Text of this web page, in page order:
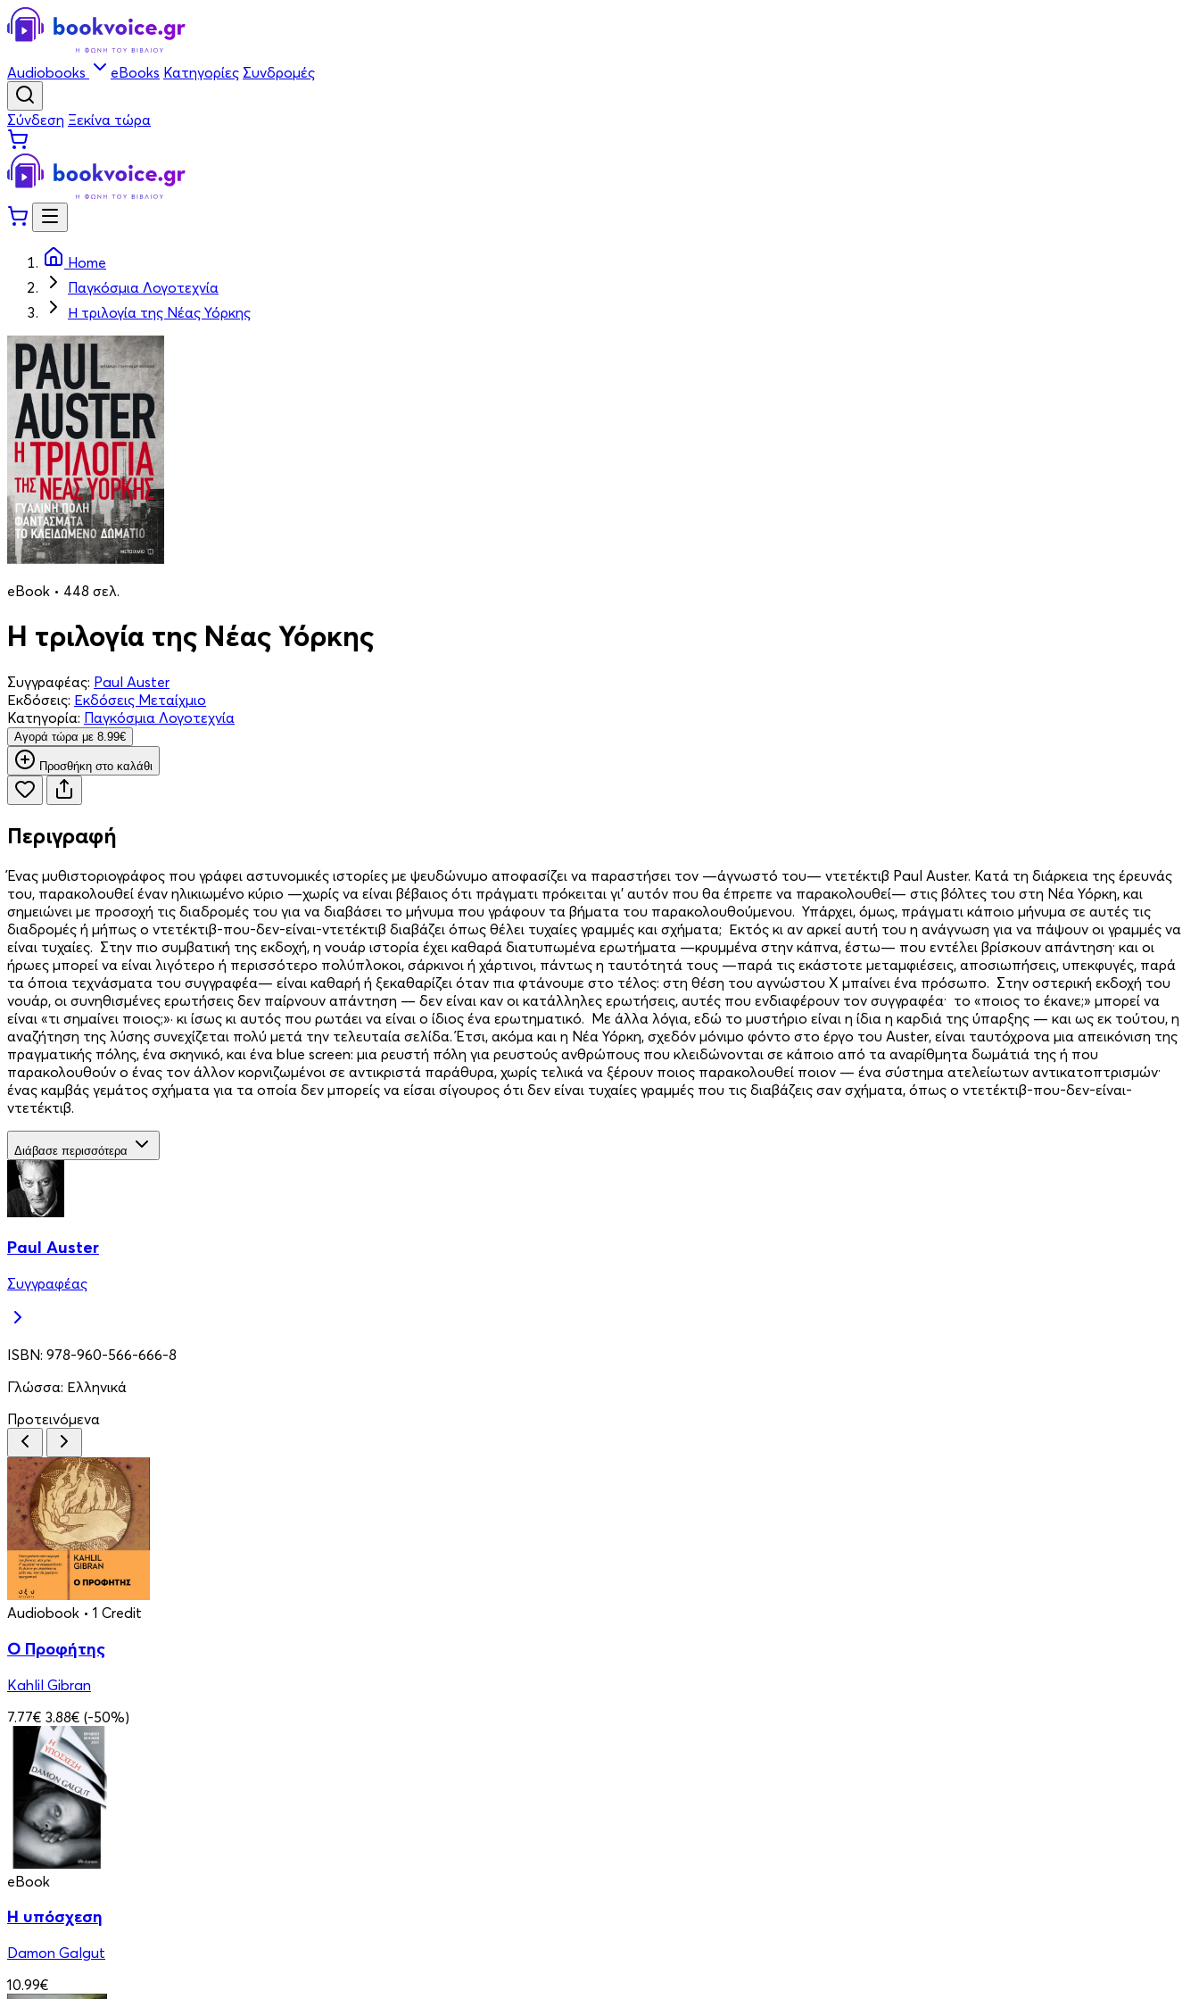
Audiobooks eBooks Κατηγορίες Συνδρομές
Σύνδεση Ξεκίνα τώρα
Home
Παγκόσμια Λογοτεχνία
Η τριλογία της Νέας Υόρκης
eBook • 448 σελ.
Η τριλογία της Νέας Υόρκης
Συγγραφέας: Paul Auster
Εκδόσεις: Εκδόσεις Μεταίχμιο
Κατηγορία: Παγκόσμια Λογοτεχνία
Aγορά τώρα με 8.99€
Προσθήκη στο καλάθι
Περιγραφή
Ένας μυθιστοριογράφος που γράφει αστυνομικές ιστορίες με ψευδώνυμο αποφασίζει να παραστήσει τον —άγνωστό του— ντετέκτιβ Paul Auster. Κατά τη διάρκεια της έρευνάς
του, παρακολουθεί έναν ηλικιωμένο κύριο —χωρίς να είναι βέβαιος ότι πράγματι πρόκειται γι’ αυτόν που θα έπρεπε να παρακολουθεί— στις βόλτες του στη Νέα Υόρκη, και
σημειώνει με προσοχή τις διαδρομές του για να διαβάσει το μήνυμα που γράφουν τα βήματα του παρακολουθούμενου. Υπάρχει, όμως, πράγματι κάποιο μήνυμα σε αυτές τις
διαδρομές ή μήπως ο ντετέκτιβ-που-δεν-είναι-ντετέκτιβ διαβάζει όπως θέλει τυχαίες γραμμές και σχήματα; Εκτός κι αν αρκεί αυτή του η ανάγνωση για να πάψουν οι γραμμές να
είναι τυχαίες. Στην πιο συμβατική της εκδοχή, η νουάρ ιστορία έχει καθαρά διατυπωμένα ερωτήματα —κρυμμένα στην κάπνα, έστω— που εντέλει βρίσκουν απάντηση· και οι
ήρωες μπορεί να είναι λιγότερο ή περισσότερο πολύπλοκοι, σάρκινοι ή χάρτινοι, πάντως η ταυτότητά τους —παρά τις εκάστοτε μεταμφιέσεις, αποσιωπήσεις, υπεκφυγές, παρά
τα όποια τεχνάσματα του συγγραφέα— είναι καθαρή ή ξεκαθαρίζει όταν πια φτάνουμε στο τέλος: στη θέση του αγνώστου Χ μπαίνει ένα πρόσωπο. Στην οστερική εκδοχή του
νουάρ, οι συνηθισμένες ερωτήσεις δεν παίρνουν απάντηση — δεν είναι καν οι κατάλληλες ερωτήσεις, αυτές που ενδιαφέρουν τον συγγραφέα· το «ποιος το έκανε;» μπορεί να
είναι «τι σημαίνει ποιος;»· κι ίσως κι αυτός που ρωτάει να είναι ο ίδιος ένα ερωτηματικό. Με άλλα λόγια, εδώ το μυστήριο είναι η ίδια η καρδιά της ύπαρξης — και ως εκ τούτου, η
αναζήτηση της λύσης συνεχίζεται πολύ μετά την τελευταία σελίδα. Έτσι, ακόμα και η Νέα Υόρκη, σχεδόν μόνιμο φόντο στο έργο του Auster, είναι ταυτόχρονα μια απεικόνιση της
πραγματικής πόλης, ένα σκηνικό, και ένα blue screen: μια ρευστή πόλη για ρευστούς ανθρώπους που κλειδώνονται σε κάποιο από τα αναρίθμητα δωμάτιά της ή που
παρακολουθούν ο ένας τον άλλον κορνιζωμένοι σε αντικριστά παράθυρα, χωρίς τελικά να ξέρουν ποιος παρακολουθεί ποιον — ένα σύστημα ατελείωτων αντικατοπτρισμών·
ένας καμβάς γεμάτος σχήματα για τα οποία δεν μπορείς να είσαι σίγουρος ότι δεν είναι τυχαίες γραμμές που τις διαβάζεις σαν σχήματα, όπως ο ντετέκτιβ-που-δεν-είναι-
ντετέκτιβ.
Διάβασε περισσότερα
Paul Auster
Συγγραφέας
ISBN: 978-960-566-666-8
Γλώσσα: Ελληνικά
Προτεινόμενα
Audiobook • 1 Credit
Ο Προφήτης
Kahlil Gibran
7.77€ 3.88€ (-50%)
eBook
Η υπόσχεση
Damon Galgut
10.99€